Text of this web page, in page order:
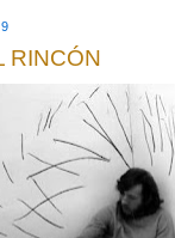
RINCÓN